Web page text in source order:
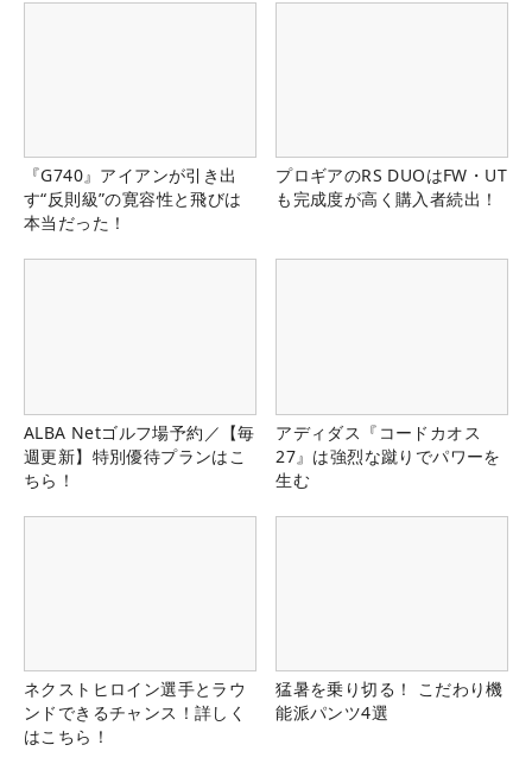
『G740』アイアンが引き出
す“反則級”の寛容性と飛びは
本当だった！
プロギアのRS DUOはFW・UT
も完成度が高く購入者続出！
ALBA Netゴルフ場予約／【毎
週更新】特別優待プランはこ
ちら！
アディダス『コードカオス
27』は強烈な蹴りでパワーを
生む
ネクストヒロイン選手とラウ
ンドできるチャンス！詳しく
はこちら！
猛暑を乗り切る！ こだわり機
能派パンツ4選